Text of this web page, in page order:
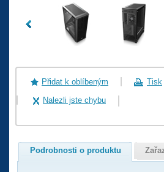
Přidat k oblíbeným
Tisk
Nalezli jste chybu
Podrobnosti o produktu